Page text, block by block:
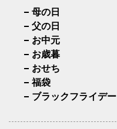
母の日
父の日
お中元
お歳暮
おせち
福袋
ブラックフライデー